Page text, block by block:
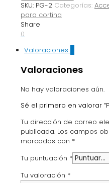
SKU: PG-2 Categorías:
para cortina
Share
0
Valoraciones
Valoraciones
No hay valoraciones aún.
Sé el primero en valorar
Tu dirección de correo
publicada. Los campos
marcados con *
Tu puntuación *
Tu valoración *